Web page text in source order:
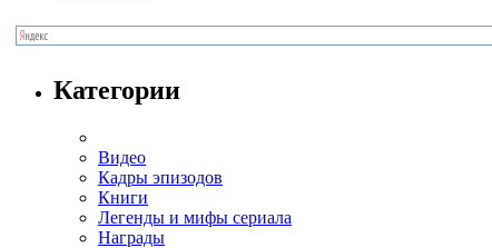
Категории
Видео
Кадры эпизодов
Книги
Легенды и мифы сериала
Награды